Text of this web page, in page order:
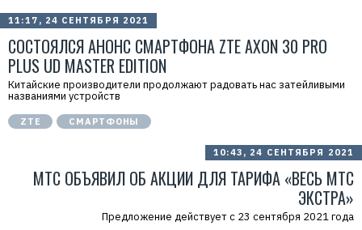
11:17, 24 СЕНТЯБРЯ 2021
СОСТОЯЛСЯ АНОНС СМАРТФОНА ZTE AXON 30 PRO
PLUS UD MASTER EDITION
Китайские производители продолжают радовать нас затейливыми
названиями устройств
ZTE СМАРТФОНЫ
10:43, 24 СЕНТЯБРЯ 2021
МТС ОБЪЯВИЛ ОБ АКЦИИ ДЛЯ ТАРИФА «ВЕСЬ МТС
ЭКСТРА»
Предложение действует с 23 сентября 2021 года